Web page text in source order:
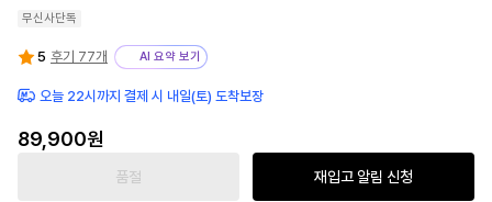
무신사단독
5 후기 77개 AI 요약 보기
오늘 22시까지 결제 시 내일(토) 도착보장
89,900원
품절 재입고 알림 신청